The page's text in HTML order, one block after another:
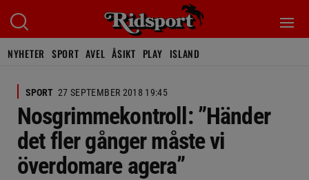
NYHETER SPORT AVEL ÅSIKT PLAY ISLAND
SPORT 27 SEPTEMBER 2018 19:45
Nosgrimmekontroll: ”Händer
det fler gånger måste vi
överdomare agera”